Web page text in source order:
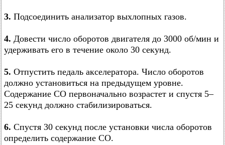
3. Подсоединить анализатор выхлопных газов.
4. Довести число оборотов двигателя до 3000 об/мин и
удерживать его в течение около 30 секунд.
5. Отпустить педаль акселератора. Число оборотов
должно установиться на предыдущем уровне.
Содержание CO первоначально возрастет и спустя 5–
25 секунд должно стабилизироваться.
6. Спустя 30 секунд после установки числа оборотов
определить содержание СО.